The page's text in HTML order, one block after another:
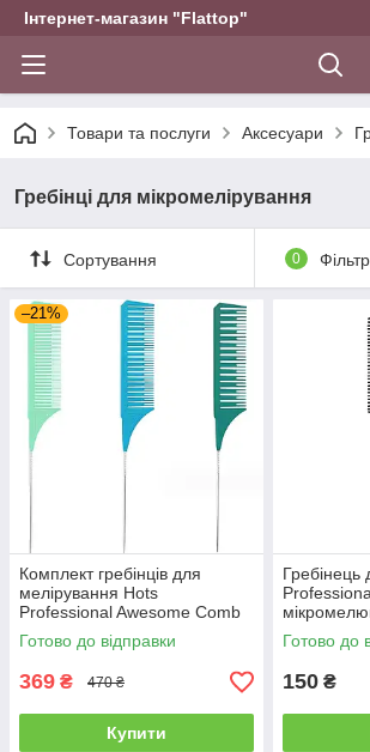
Інтернет-магазин "Flattop"
Товари та послуги Аксесуари
Гребінці для мікромелірування
Сортування 0
–21%
Комплект гребінців для
мелірування Hots
Professional Awesome Comb
Mint/Blue/Green, 3 шт
(HP98002)
Готово до відправки
369 ₴ 470 ₴
Купити
Гребінець
(HP8001-
Готово до
150 ₴